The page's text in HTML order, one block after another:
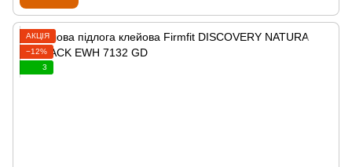
АКЦІЯ
−12%
3